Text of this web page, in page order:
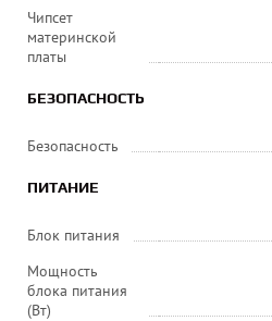
Чипсет
материнской
платы
БЕЗОПАСНОСТЬ
Безопасность
ПИТАНИЕ
Блок питания
Мощность
блока питания
(Вт)